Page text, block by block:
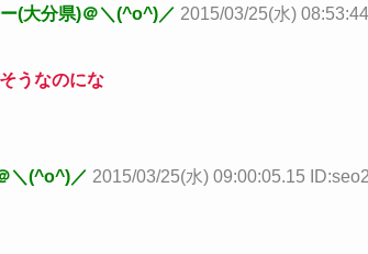
(大分県)＠＼(^o^)／ 2015/03/25(水)
うなのにな
＼(^o^)／ 2015/03/25(水) 09:00:05.15